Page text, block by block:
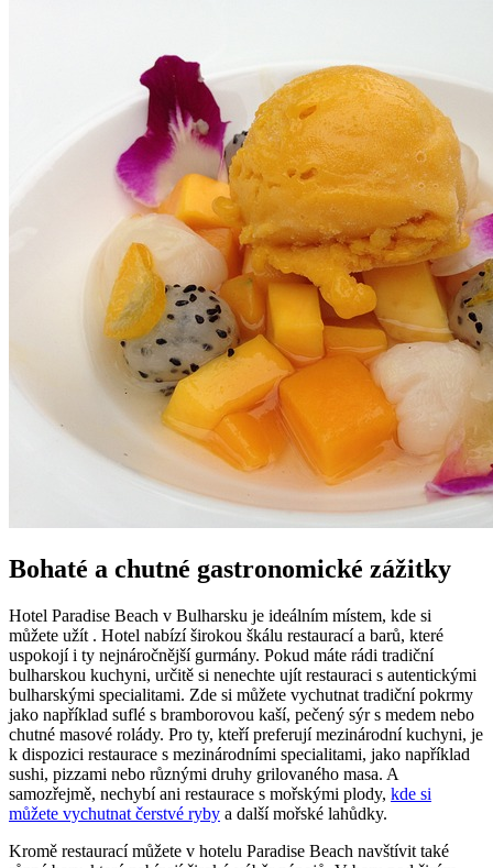
Bohaté a chutné gastronomické zážitky
Hotel Paradise Beach v Bulharsku je ideálním místem, kde si
můžete užít . Hotel nabízí širokou škálu restaurací a barů, které
uspokojí i ty nejnáročnější gurmány. Pokud máte rádi tradiční
bulharskou kuchyni, určitě si nenechte ujít restauraci s autentickými
bulharskými specialitami. Zde si můžete vychutnat tradiční pokrmy
jako například suflé s bramborovou kaší, pečený sýr s medem nebo
chutné masové rolády. Pro ty, kteří preferují mezinárodní kuchyni, je
k dispozici restaurace s mezinárodními specialitami, jako například
sushi, pizzami nebo různými druhy grilovaného masa. A
samozřejmě, nechybí ani restaurace s mořskými plody, kde si
můžete vychutnat čerstvé ryby a další mořské lahůdky.
Kromě restaurací můžete v hotelu Paradise Beach navštívit také